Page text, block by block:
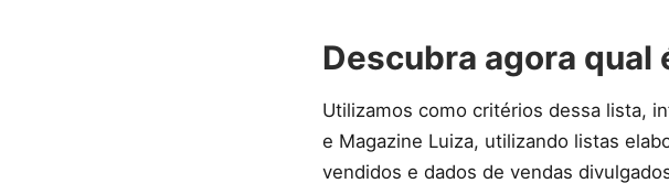
Descubra agora qual
Utilizamos como critérios dessa lista,
e Magazine Luiza, utilizando listas
vendidos e dados de vendas